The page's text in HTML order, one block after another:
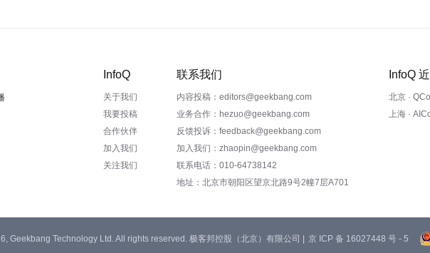
InfoQ
关于我们
我要投稿
合作伙伴
加入我们
关注我们
联系我们
内容投稿：editors@geekbang.com
业务合作：hezuo@geekbang.com
反馈投诉：feedback@geekbang.com
加入我们：zhaopin@geekbang.com
联系电话：010-64738142
地址：北京市朝阳区望京北路9号2幢7层A701
InfoQ
北京 ·
上海 ·
Geekbang Technology Ltd. All rights reserved. 极客邦控股（北京）有限公司 | 京 ICP 备 16027448 号 - 5